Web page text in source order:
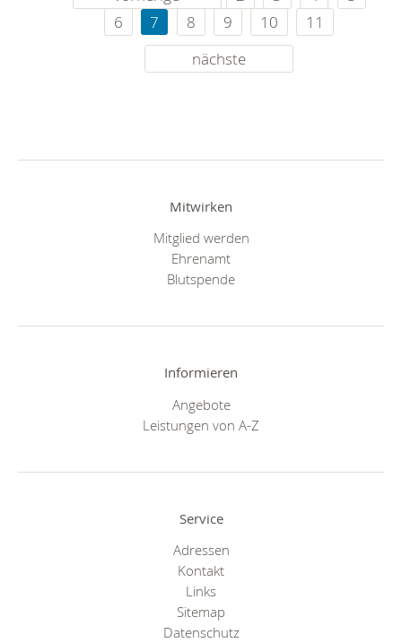
6
7 8 9 10
11
nächste
Mitwirken
Mitglied werden
Ehrenamt
Blutspende
Informieren
Angebote
Leistungen von A-Z
Service
Adressen
Kontakt
Links
Sitemap
Datenschutz